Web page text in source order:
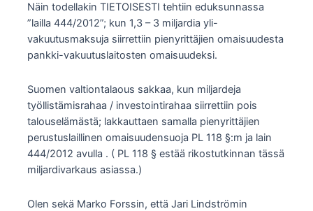
Näin todellakin TIETOISESTI tehtiin eduksunnassa
”lailla 444/2012”; kun 1,3 – 3 miljardia yli-
vakuutusmaksuja siirrettiin pienyrittäjien omaisuudesta
pankki-vakuutuslaitosten omaisuudeksi.
Suomen valtiontalaous sakkaa, kun miljardeja
työllistämisrahaa / investointirahaa siirrettiin pois
talouselämästä; lakkauttaen samalla pienyrittäjien
perustuslaillinen omaisuudensuoja PL 118 §:m ja lain
444/2012 avulla . ( PL 118 § estää rikostutkinnan tässä
miljardivarkaus asiassa.)
Olen sekä Marko Forssin, että Jari Lindströmin